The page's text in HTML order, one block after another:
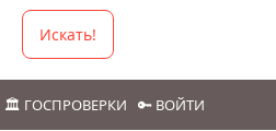
Искать!
🏛️ ГОСПРОВЕРКИ 🔑 ВОЙТИ